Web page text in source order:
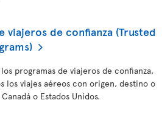
viajeros de confianza (Trusted
programas de viajeros de confianza,
los viajes aéreos con origen, destino o
o Estados Unidos.